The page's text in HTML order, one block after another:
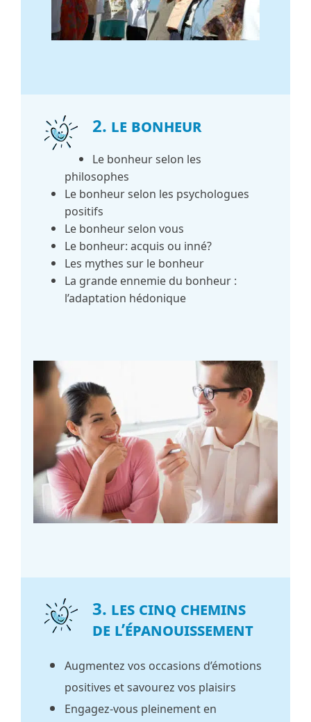
2. Le bonheur
Le bonheur selon les
philosophes
Le bonheur selon les psychologues
positifs
Le bonheur selon vous
Le bonheur: acquis ou inné?
Les mythes sur le bonheur
La grande ennemie du bonheur :
l’adaptation hédonique
3. Les cinq chemins
de l’épanouissement
Augmentez vos occasions d’émotions
positives et savourez vos plaisirs
Engagez-vous pleinement en